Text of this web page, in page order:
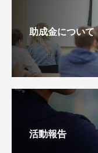
助成金について
活動報告